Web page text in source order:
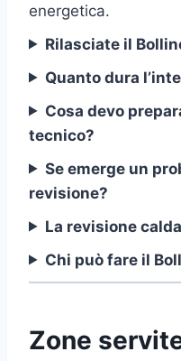
energetica.
Rilasciate il
Quanto dura
Cosa devo
tecnico?
Se emerge un
revisione?
La revisione
Chi può fare il
Zone